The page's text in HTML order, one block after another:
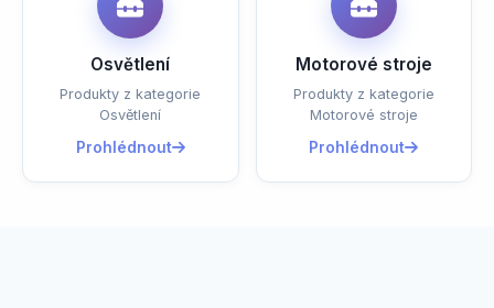
Osvětlení
Produkty z kategorie
Osvětlení
Prohlédnout
Motorové stroje
Produkty z kategorie
Motorové stroje
Prohlédnout